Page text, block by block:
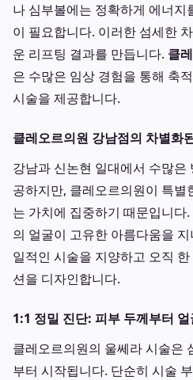
나 심부볼에는 정확하게 에너지
이 필요합니다. 이러한 섬세한
운 리프팅 결과를 만듭니다. 클
은 수많은 임상 경험을 통해 축
시술을 제공합니다.
클레오르의원 강남점의 차별화
강남과 신논현 일대에서 수많은
공하지만, 클레오르의원이 특
는 가치에 집중하기 때문입니다
의 얼굴이 고유한 아름다움을
일적인 시술을 지양하고 오직
션을 디자인합니다.
1:1 정밀 진단: 피부 두께부터
클레오르의원의 울쎄라 시술은
부터 시작됩니다. 단순히 시술